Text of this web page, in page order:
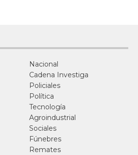
Nacional
Cadena Investiga
Policiales
Política
Tecnología
Agroindustrial
Sociales
Fúnebres
Remates